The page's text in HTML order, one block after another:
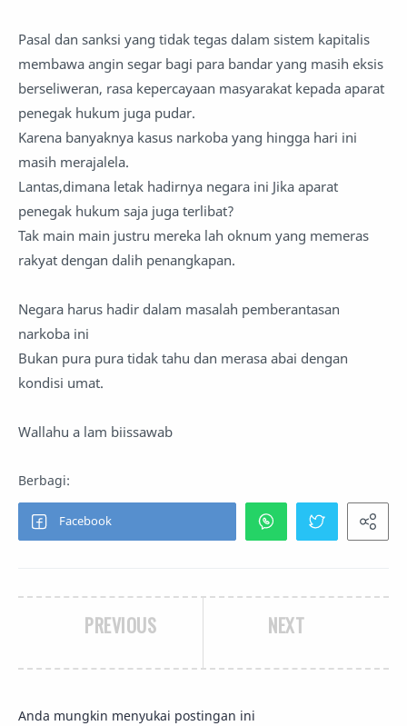
Pasal dan sanksi yang tidak tegas dalam sistem kapitalis
membawa angin segar bagi para bandar yang masih eksis
berseliweran, rasa kepercayaan masyarakat kepada aparat
penegak hukum juga pudar.
Karena banyaknya kasus narkoba yang hingga hari ini
masih merajalela.
Lantas,dimana letak hadirnya negara ini Jika aparat
penegak hukum saja juga terlibat?
Tak main main justru mereka lah oknum yang memeras
rakyat dengan dalih penangkapan.
Negara harus hadir dalam masalah pemberantasan
narkoba ini
Bukan pura pura tidak tahu dan merasa abai dengan
kondisi umat.
Wallahu a lam biissawab
NEXT
PREVIOUS
Anda mungkin menyukai postingan ini